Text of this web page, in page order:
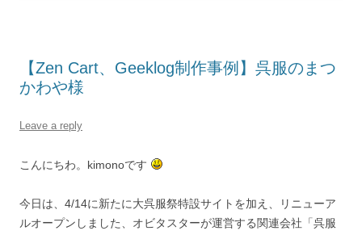
【Zen Cart、Geeklog制作事例】呉服のまつ
かわや様
Leave a reply
こんにちわ。kimonoです
今日は、4/14に新たに大呉服祭特設サイトを加え、リニューア
ルオープンしました、オビタスターが運営する関連会社「呉服